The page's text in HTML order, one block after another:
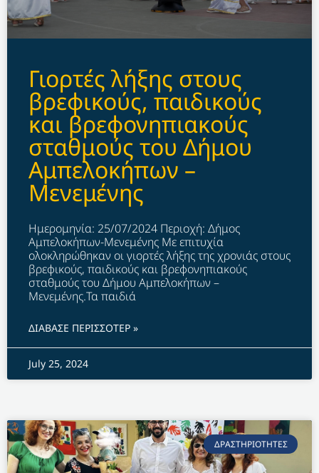
Γιορτές λήξης στους
βρεφικούς, παιδικούς
και βρεφονηπιακούς
σταθμούς του Δήμου
Αμπελοκήπων –
Μενεμένης
Ημερομηνία: 25/07/2024 Περιοχή: Δήμος
Αμπελοκήπων-Μενεμένης Με επιτυχία
ολοκληρώθηκαν οι γιορτές λήξης της χρονιάς στους
βρεφικούς, παιδικούς και βρεφονηπιακούς
σταθμούς του Δήμου Αμπελοκήπων –
Μενεμένης.Τα παιδιά
ΔΙΑΒΑΣΕ ΠΕΡΙΣΣΟΤΕΡ »
July 25, 2024
ΔΡΑΣΤΗΡΙΟΤΗΤΕΣ